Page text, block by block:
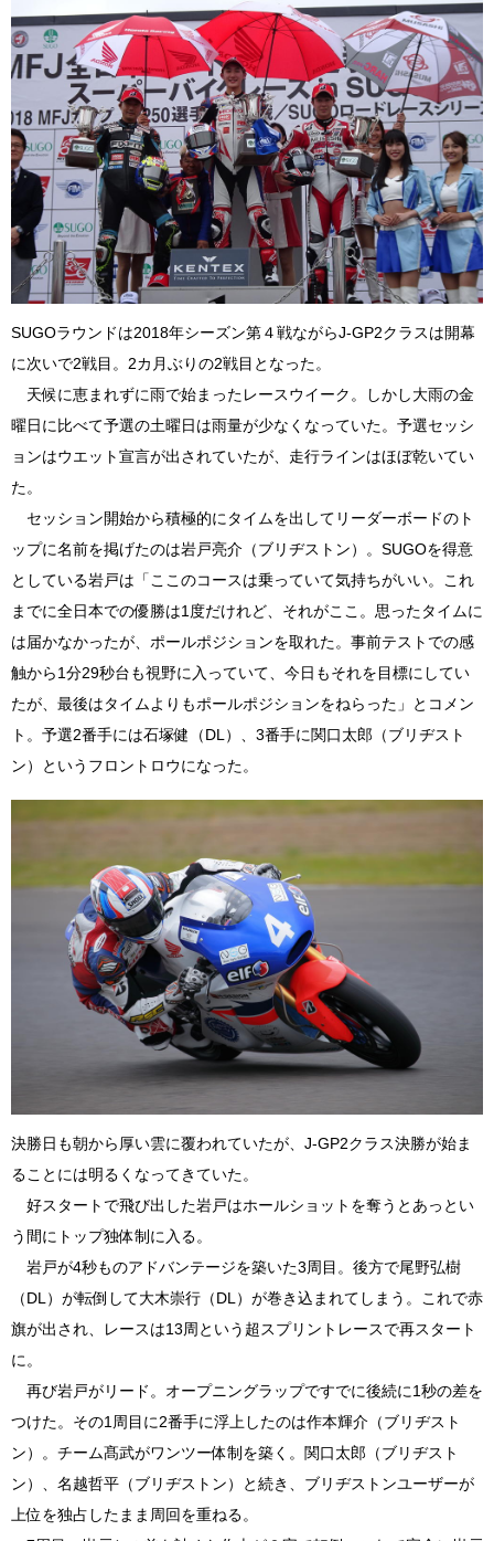
SUGOラウンドは2018年シーズン第４戦ながらJ-GP2クラスは開幕
に次いで2戦目。2カ月ぶりの2戦目となった。
天候に恵まれずに雨で始まったレースウイーク。しかし大雨の金
曜日に比べて予選の土曜日は雨量が少なくなっていた。予選セッシ
ョンはウエット宣言が出されていたが、走行ラインはほぼ乾いてい
た。
セッション開始から積極的にタイムを出してリーダーボードのト
ップに名前を掲げたのは岩戸亮介（ブリヂストン）。SUGOを得意
としている岩戸は「ここのコースは乗っていて気持ちがいい。これ
までに全日本での優勝は1度だけれど、それがここ。思ったタイムに
は届かなかったが、ポールポジションを取れた。事前テストでの感
触から1分29秒台も視野に入っていて、今日もそれを目標にしてい
たが、最後はタイムよりもポールポジションをねらった」とコメン
ト。予選2番手には石塚健（DL）、3番手に関口太郎（ブリヂスト
ン）というフロントロウになった。
決勝日も朝から厚い雲に覆われていたが、J-GP2クラス決勝が始ま
ることには明るくなってきていた。
好スタートで飛び出した岩戸はホールショットを奪うとあっとい
う間にトップ独体制に入る。
岩戸が4秒ものアドバンテージを築いた3周目。後方で尾野弘樹
（DL）が転倒して大木崇行（DL）が巻き込まれてしまう。これで赤
旗が出され、レースは13周という超スプリントレースで再スタート
に。
再び岩戸がリード。オープニングラップですでに後続に1秒の差を
つけた。その1周目に2番手に浮上したのは作本輝介（ブリヂスト
ン）。チーム髙武がワンツー体制を築く。関口太郎（ブリヂスト
ン）、名越哲平（ブリヂストン）と続き、ブリヂストンユーザーが
上位を独占したまま周回を重ねる。